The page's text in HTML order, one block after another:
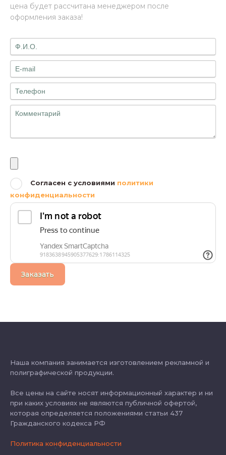
цена будет рассчитана менеджером после
оформления заказа!
Согласен с условиями политики
конфиденциальности
Заказать
Наша компания занимается изготовлением рекламной и
полиграфической продукции.
Все цены на сайте носят информационный характер и ни
при каких условиях не являются публичной офертой,
которая определяется положениями статьи 437
Гражданского кодекса РФ
Политика конфиденциальности